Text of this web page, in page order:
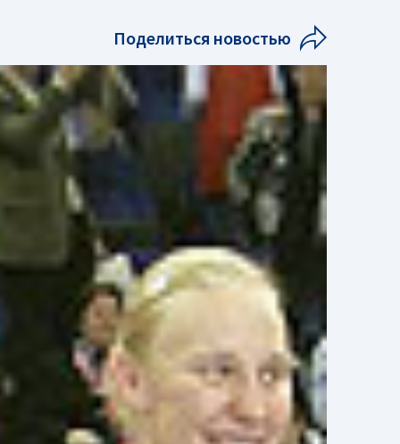
Поделиться новостью